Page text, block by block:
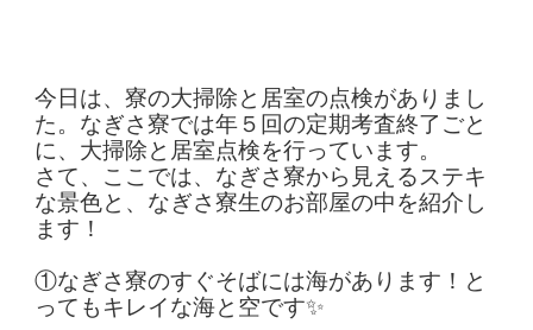
今日は、寮の大掃除と居室の点検がありまし
た。なぎさ寮では年５回の定期考査終了ごと
に、大掃除と居室点検を行っています。
さて、ここでは、なぎさ寮から見えるステキ
な景色と、なぎさ寮生のお部屋の中を紹介し
ます！
①なぎさ寮のすぐそばには海があります！と
ってもキレイな海と空です✨